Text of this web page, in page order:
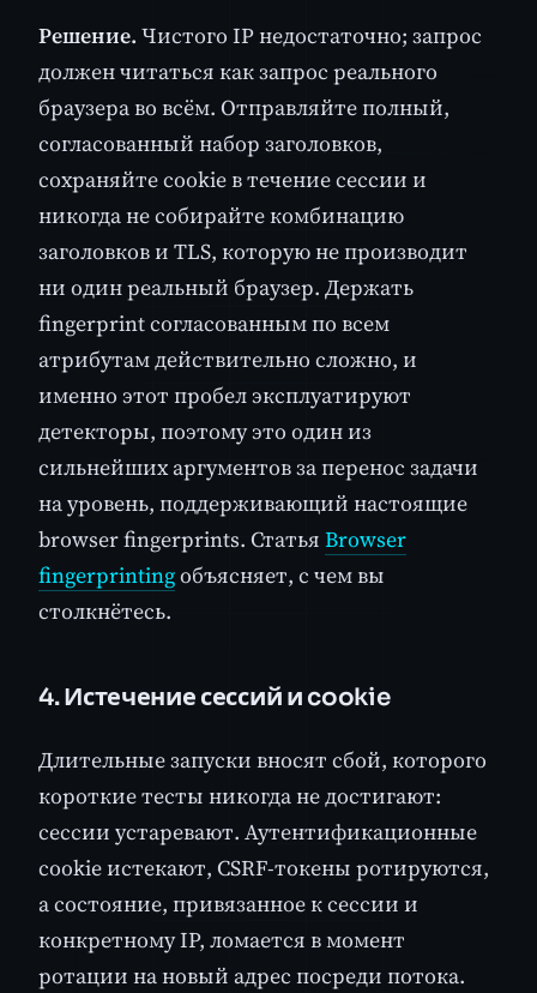
Решение. Чистого IP недостаточно; запрос
должен читаться как запрос реального
браузера во всём. Отправляйте полный,
согласованный набор заголовков,
сохраняйте cookie в течение сессии и
никогда не собирайте комбинацию
заголовков и TLS, которую не производит
ни один реальный браузер. Держать
fingerprint согласованным по всем
атрибутам действительно сложно, и
именно этот пробел эксплуатируют
детекторы, поэтому это один из
сильнейших аргументов за перенос задачи
на уровень, поддерживающий настоящие
browser fingerprints. Статья Browser
fingerprintingобъясняет, с чем вы
столкнётесь.
4. Истечение сессий и cookie
Длительные запуски вносят сбой, которого
короткие тесты никогда не достигают:
сессии устаревают. Аутентификационные
cookie истекают, CSRF-токены ротируются,
а состояние, привязанное к сессии и
конкретному IP, ломается в момент
ротации на новый адрес посреди потока.